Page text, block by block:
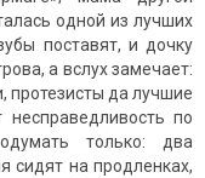
одной из лучших
поставят, и дочку
а вслух замечает:
протезисты да лучшие
по
только: два
сидят на продленках,